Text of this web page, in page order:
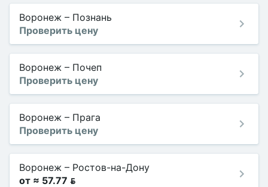
Воронеж – Познань
Проверить цену
Воронеж – Почеп
Проверить цену
Воронеж – Прага
Проверить цену
Воронеж – Ростов-на-Дону
от ≈ 57.77 